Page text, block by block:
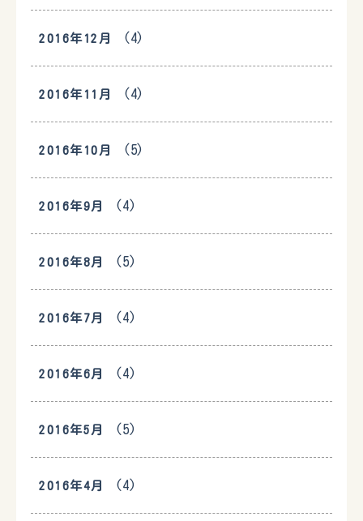
2016年12月 (4)
2016年11月 (4)
2016年10月 (5)
2016年9月 (4)
2016年8月 (5)
2016年7月 (4)
2016年6月 (4)
2016年5月 (5)
2016年4月 (4)